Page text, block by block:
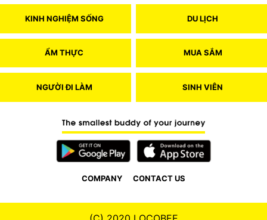
KINH NGHIỆM SỐNG DU LỊCH
ẨM THỰC MUA SẮM
NGƯỜI ĐI LÀM SINH VIÊN
COMPANY CONTACT US